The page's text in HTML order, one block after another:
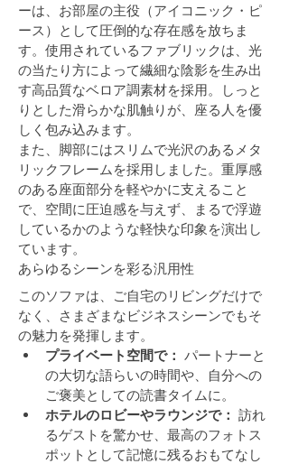
ーは、お部屋の主役（アイコニック・ピ
ース）として圧倒的な存在感を放ちま
す。使用されているファブリックは、光
の当たり方によって繊細な陰影を生み出
す高品質なベロア調素材を採用。しっと
りとした滑らかな肌触りが、座る人を優
しく包み込みます。
また、脚部にはスリムで光沢のあるメタ
リックフレームを採用しました。重厚感
のある座面部分を軽やかに支えること
で、空間に圧迫感を与えず、まるで浮遊
しているかのような軽快な印象を演出し
ています。
あらゆるシーンを彩る汎用性
このソファは、ご自宅のリビングだけで
なく、さまざまなビジネスシーンでもそ
の魅力を発揮します。
プライベート空間で： パートナーと
の大切な語らいの時間や、自分への
ご褒美としての読書タイムに。
ホテルのロビーやラウンジで： 訪れ
るゲストを驚かせ、最高のフォトス
ポットとして記憶に残るおもてなし